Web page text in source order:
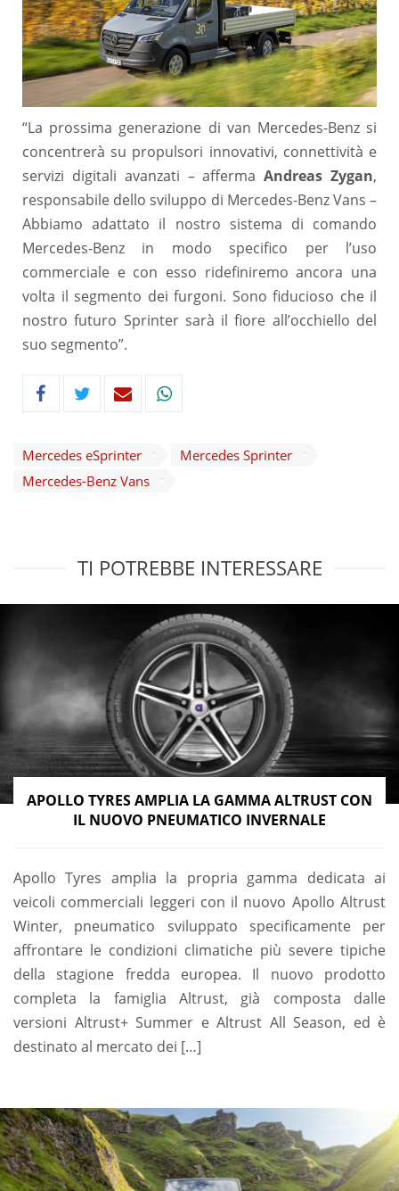
“La prossima generazione di van Mercedes-Benz si
concentrerà su propulsori innovativi, connettività e
servizi digitali avanzati – affermaAndreas Zygan,
responsabile dello sviluppo di Mercedes-Benz Vans –
Abbiamo adattato il nostro sistema di comando
Mercedes-Benz in modo specifico per l’uso
commerciale e con esso ridefiniremo ancora una
volta il segmento dei furgoni. Sono fiducioso che il
nostro futuro Sprinter sarà il fiore all’occhiello del
suo segmento”.
Mercedes eSprinter
Mercedes Sprinter
Mercedes-Benz Vans
TI POTREBBE INTERESSARE
APOLLO TYRES AMPLIA LA GAMMA ALTRUST CON
IL NUOVO PNEUMATICO INVERNALE
Apollo Tyres amplia la propria gamma dedicata ai
veicoli commerciali leggeri con il nuovo Apollo Altrust
Winter, pneumatico sviluppato specificamente per
affrontare le condizioni climatiche più severe tipiche
della stagione fredda europea. Il nuovo prodotto
completa la famiglia Altrust, già composta dalle
versioni Altrust+ Summer e Altrust All Season, ed è
destinato al mercato dei […]